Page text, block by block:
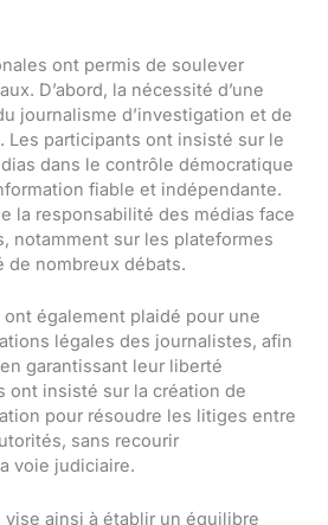
ont permis de soulever
D’abord, la nécessité d’une
journalisme d’investigation et de
Les participants ont insisté sur le
dans le contrôle démocratique
fiable et indépendante.
la responsabilité des médias face
notamment sur les plateformes
de nombreux débats.
également plaidé pour une
légales des journalistes, afin
garantissant leur liberté
ont insisté sur la création de
pour résoudre les litiges entre
sans recourir
voie judiciaire.
vise ainsi à établir un équilibre